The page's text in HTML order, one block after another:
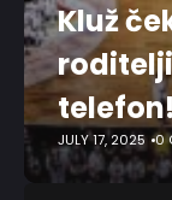
Kluž
telefon!
JULY 17, 2025 0